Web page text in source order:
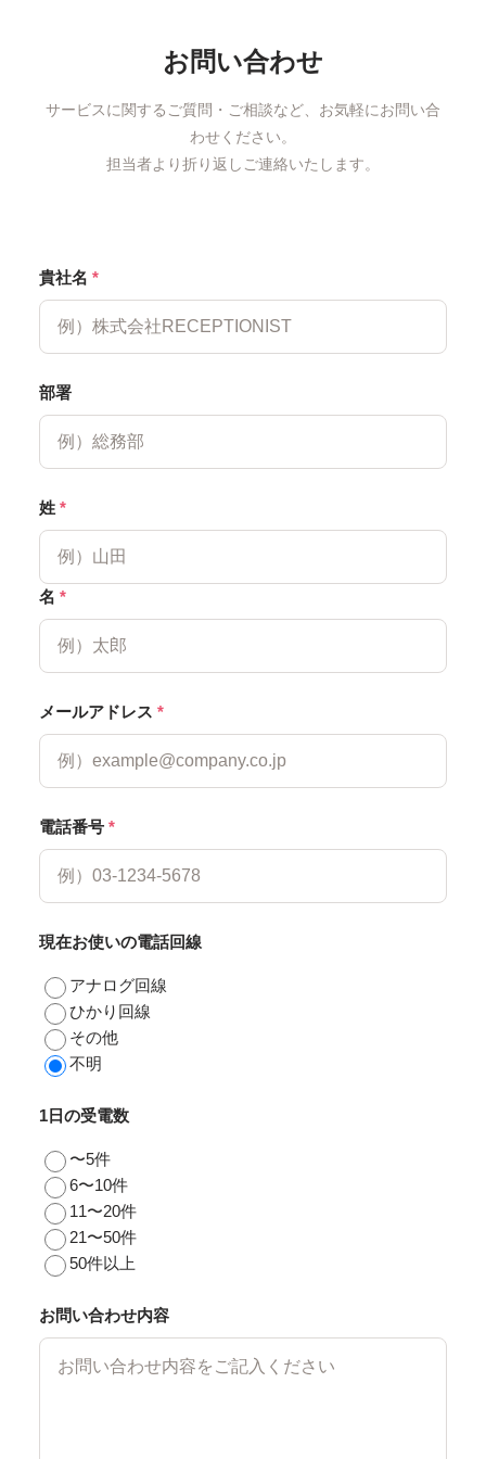
お問い合わせ
サービスに関するご質問・ご相談など、お気軽にお問い合
わせください。
担当者より折り返しご連絡いたします。
貴社名 *
部署
姓 *
名 *
メールアドレス *
電話番号 *
現在お使いの電話回線
アナログ回線
ひかり回線
その他
不明
1日の受電数
〜5件
6〜10件
11〜20件
21〜50件
50件以上
お問い合わせ内容